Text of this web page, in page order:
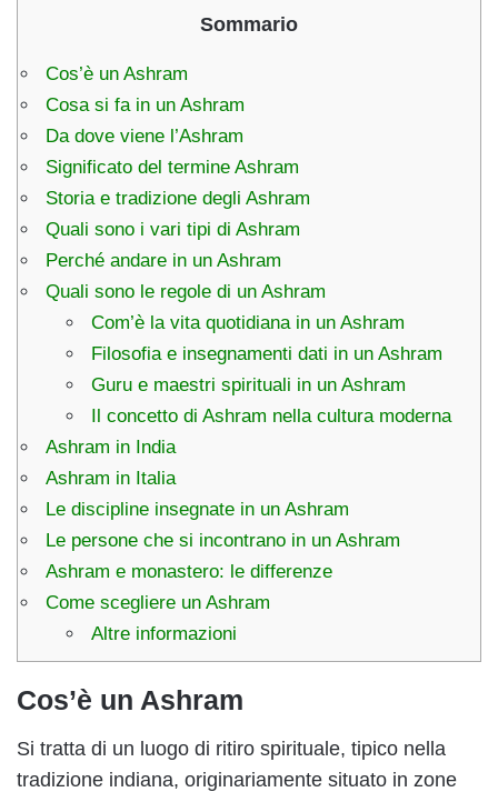
Sommario
Cos’è un Ashram
Cosa si fa in un Ashram
Da dove viene l’Ashram
Significato del termine Ashram
Storia e tradizione degli Ashram
Quali sono i vari tipi di Ashram
Perché andare in un Ashram
Quali sono le regole di un Ashram
Com’è la vita quotidiana in un Ashram
Filosofia e insegnamenti dati in un Ashram
Guru e maestri spirituali in un Ashram
Il concetto di Ashram nella cultura moderna
Ashram in India
Ashram in Italia
Le discipline insegnate in un Ashram
Le persone che si incontrano in un Ashram
Ashram e monastero: le differenze
Come scegliere un Ashram
Altre informazioni
Cos’è un Ashram
Si tratta di un luogo di ritiro spirituale, tipico nella
tradizione indiana, originariamente situato in zone